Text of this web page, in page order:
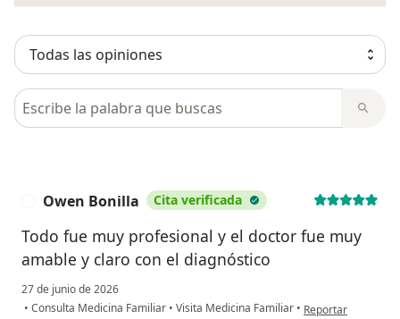
Busca en opiniones
Owen Bonilla Cita verificada
Todo fue muy profesional y el doctor fue muy
amable y claro con el diagnóstico
27 de junio de 2026
• Consulta Medicina Familiar • Visita Medicina Familiar • en opinión del
Reportar